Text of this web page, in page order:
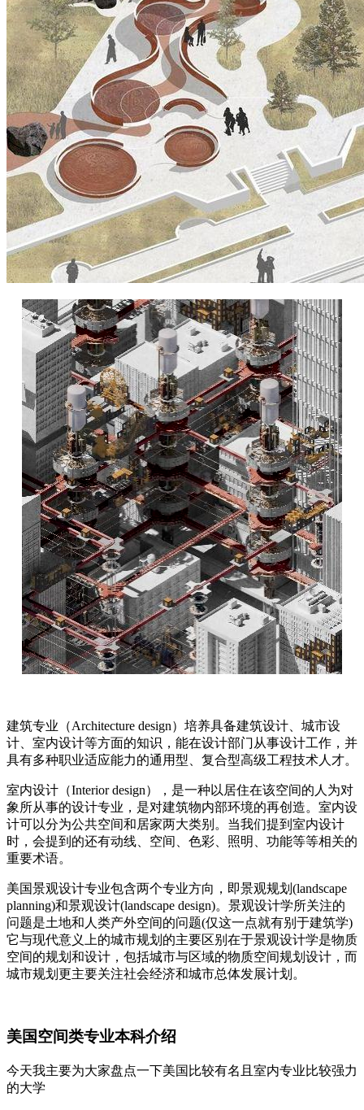
建筑专业（Architecture design）培养具备建筑设计、城市设
计、室内设计等方面的知识，能在设计部门从事设计工作，并
具有多种职业适应能力的通用型、复合型高级工程技术人才。
室内设计（Interior design），是一种以居住在该空间的人为对
象所从事的设计专业，是对建筑物内部环境的再创造。室内设
计可以分为公共空间和居家两大类别。当我们提到室内设计
时，会提到的还有动线、空间、色彩、照明、功能等等相关的
重要术语。
美国景观设计专业包含两个专业方向，即景观规划(landscape
planning)和景观设计(landscape design)。景观设计学所关注的
问题是土地和人类产外空间的问题(仅这一点就有别于建筑学)
它与现代意义上的城市规划的主要区别在于景观设计学是物质
空间的规划和设计，包括城市与区域的物质空间规划设计，而
城市规划更主要关注社会经济和城市总体发展计划。
美国空间类专业本科介绍
今天我主要为大家盘点一下美国比较有名且室内专业比较强力
的大学